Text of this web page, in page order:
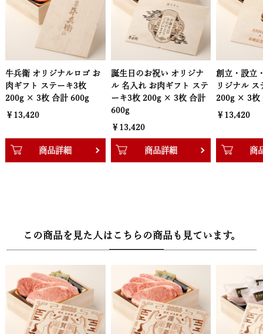
各セットご用意しております。
【高級感溢れる木箱にて梱包】
・高級感溢れる牛兵衛オリジナルの木箱に風呂敷が巻かれて梱包さ
れています。大切な人への贈り物にも、自分へのご褒美にもきっと
喜んでもらえる様になっております。
■配送：クール冷凍便
■セット内容：黒毛和牛ステーキ3枚、おろしソース、岩塩、岩塩
おろし金
ナルロゴ お
キ3枚
計 600g
詳細
誕生日のお祝い オリジナ
ル 名入れ お肉ギフト ステ
ーキ3枚 200g × 3枚 合計
商品詳細
創立・設立・周年 記念 オ
リジナル ステーキ3枚
200g × 3枚 合計 600g
商品詳細
この商品を見た人はこちらの商品も見ています。